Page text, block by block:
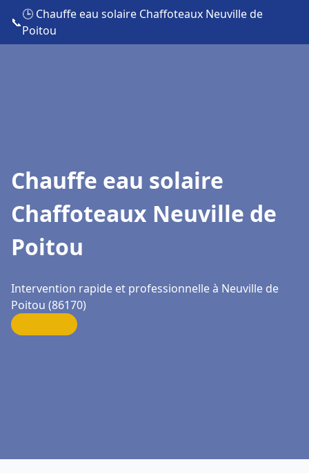
📞
🕒 Chauffe eau solaire Chaffoteaux Neuville de
Poitou
Chauffe eau solaire
Chaffoteaux Neuville de
Poitou
Intervention rapide et professionnelle à Neuville de
Poitou (86170)